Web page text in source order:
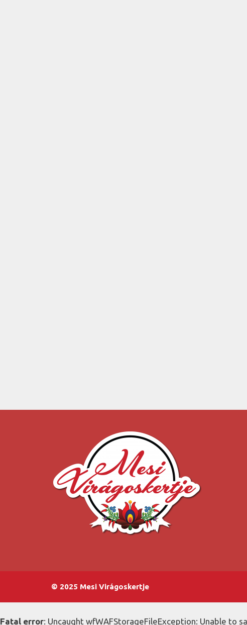
© 2025 Mesi Virágoskertje
Fatal error: Uncaught wfWAFStorageFileException: Unable